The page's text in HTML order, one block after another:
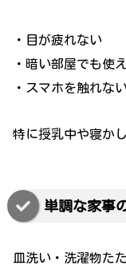
・目が疲れない
・暗い部屋でも使
・スマホを触れな
特に授乳中や寝か
単調な家事
皿洗い・洗濯物た